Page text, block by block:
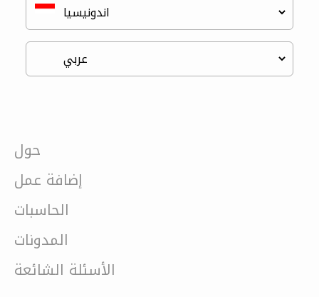
حول
إضافة عمل
الحاسبات
المدونات
الأسئلة الشائعة